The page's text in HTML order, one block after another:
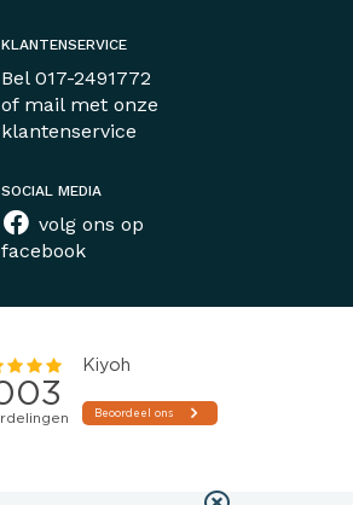
KLANTENSERVICE
Bel 017-2491772
of mail met onze
klantenservice
SOCIAL MEDIA
volg ons op
facebook